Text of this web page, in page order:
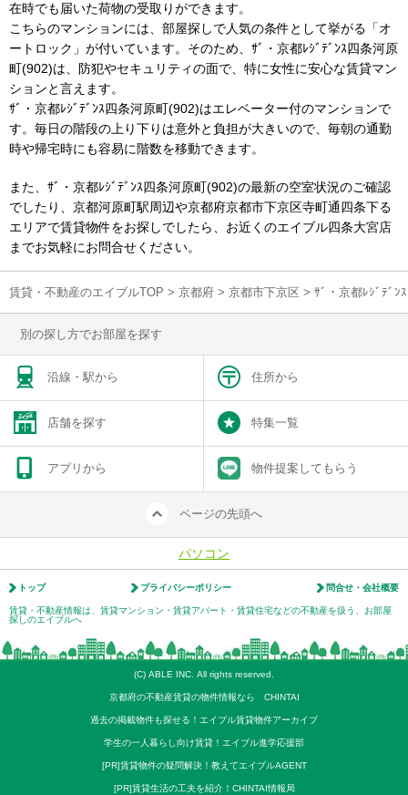
在時でも届いた荷物の受取りができます。
こちらのマンションには、部屋探しで人気の条件として挙がる「オ
ートロック」が付いています。そのため、ｻﾞ・京都ﾚｼﾞﾃﾞﾝｽ四条河原
町(902)は、防犯やセキュリティの面で、特に女性に安心な賃貸マン
ションと言えます。
ｻﾞ・京都ﾚｼﾞﾃﾞﾝｽ四条河原町(902)はエレベーター付のマンションで
す。毎日の階段の上り下りは意外と負担が大きいので、毎朝の通勤
時や帰宅時にも容易に階数を移動できます。
また、ｻﾞ・京都ﾚｼﾞﾃﾞﾝｽ四条河原町(902)の最新の空室状況のご確認
でしたり、京都河原町駅周辺や京都府京都市下京区寺町通四条下る
エリアで賃貸物件をお探しでしたら、お近くのエイブル四条大宮店
までお気軽にお問合せください。
賃貸・不動産のエイブルTOP > 京都府 > 京都市下京区 > ｻﾞ・京都ﾚｼﾞﾃﾞﾝ
別の探し方でお部屋を探す
沿線・駅から 住所から
店舗を探す 特集一覧
アプリから 物件提案してもらう
ページの先頭へ
パソコン
トップ プライバシーポリシー 問合せ・会社概要
賃貸・不動産情報は、賃貸マンション・賃貸アパート・賃貸住宅などの不動産を扱う、お部屋
探しのエイブルへ
(C) ABLE INC. All rights reserved.
京都府の不動産賃貸の物件情報なら CHINTAI
過去の掲載物件も探せる！エイブル賃貸物件アーカイブ
学生の一人暮らし向け賃貸！エイブル進学応援部
[PR]賃貸物件の疑問解決！教えてエイブルAGENT
[PR]賃貸生活の工夫を紹介！CHINTAI情報局